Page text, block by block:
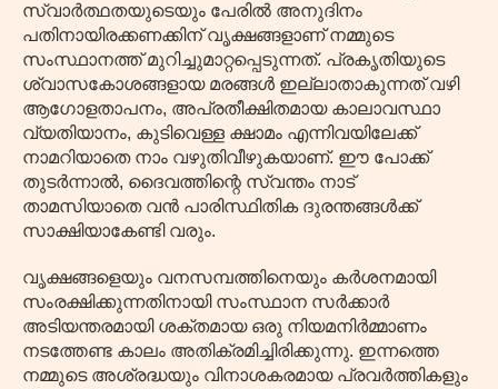
സ്വാർത്ഥതയുടെയും പേരിൽ അനുദിനം
പതിനായിരക്കണക്കിന് വൃക്ഷങ്ങളാണ് നമ്മുടെ
സംസ്ഥാനത്ത് മുറിച്ചുമാറ്റപ്പെടുന്നത്. പ്രകൃതിയുടെ
ശ്വാസകോശങ്ങളായ മരങ്ങൾ ഇല്ലാതാകുന്നത് വഴി
ആഗോളതാപനം, അപ്രതീക്ഷിതമായ കാലാവസ്ഥാ
വ്യതിയാനം, കുടിവെള്ള ക്ഷാമം എന്നിവയിലേക്ക്
നാമറിയാതെ നാം വഴുതിവീഴുകയാണ്. ഈ പോക്ക്
തുടർന്നാൽ, ദൈവത്തിന്റെ സ്വന്തം നാട്
താമസിയാതെ വൻ പാരിസ്ഥിതിക ദുരന്തങ്ങൾക്ക്
സാക്ഷിയാകേണ്ടി വരും.
വൃക്ഷങ്ങളെയും വനസമ്പത്തിനെയും കർശനമായി
സംരക്ഷിക്കുന്നതിനായി സംസ്ഥാന സർക്കാർ
അടിയന്തരമായി ശക്തമായ ഒരു നിയമനിർമ്മാണം
നടത്തേണ്ട കാലം അതിക്രമിച്ചിരിക്കുന്നു. ഇന്നത്തെ
നമ്മുടെ അശ്രദ്ധയും വിനാശകരമായ പ്രവർത്തികളും